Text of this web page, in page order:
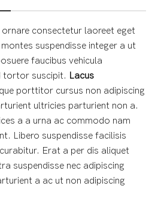
consectetur laoreet eget
suspendisse integer a ut
faucibus vehicula
tortor suscipit. Lacus
porttitor cursus non adipiscing
ultricies parturient non a.
a a urna ac commodo nam
Libero suspendisse facilisis
Erat a per dis aliquet
suspendisse nec adipiscing
a ac ut non adipiscing